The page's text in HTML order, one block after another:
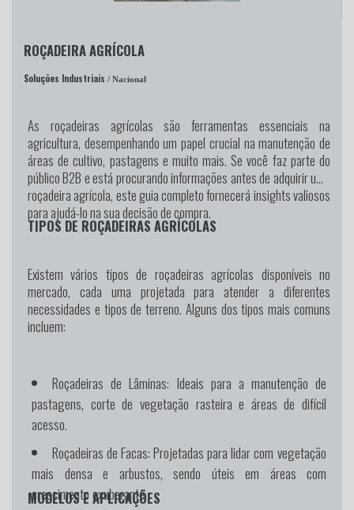
ROÇADEIRA AGRÍCOLA
Soluções Industriais / Nacional
As roçadeiras agrícolas são ferramentas essenciais na
agricultura, desempenhando um papel crucial na manutenção de
áreas de cultivo, pastagens e muito mais. Se você faz parte do
público B2B e está procurando informações antes de adquirir uma
roçadeira agrícola, este guia completo fornecerá insights valiosos
para ajudá-lo na sua decisão de compra.
TIPOS DE ROÇADEIRAS AGRÍCOLAS
Existem vários tipos de roçadeiras agrícolas disponíveis no
mercado, cada uma projetada para atender a diferentes
necessidades e tipos de terreno. Alguns dos tipos mais comuns
incluem:
Roçadeiras de Lâminas: Ideais para a manutenção de
pastagens, corte de vegetação rasteira e áreas de difícil
acesso.
Roçadeiras de Facas:Projetadas para lidar com vegetação
mais densa e arbustos, sendo úteis em áreas com
crescimento exuberante.
MODELOS E APLICAÇÕES